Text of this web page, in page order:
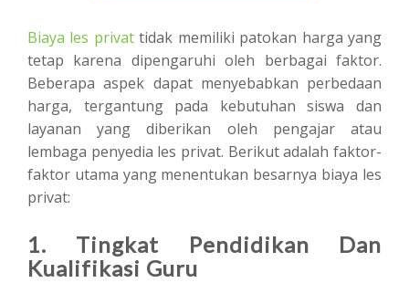
Biaya les privattidak memiliki patokan harga yang
tetap karena dipengaruhi oleh berbagai faktor.
Beberapa aspek dapat menyebabkan perbedaan
harga, tergantung pada kebutuhan siswa dan
layanan yang diberikan oleh pengajar atau
lembaga penyedia les privat. Berikut adalah faktor-
faktor utama yang menentukan besarnya biaya les
privat:
1. Tingkat Pendidikan Dan
Kualifikasi Guru